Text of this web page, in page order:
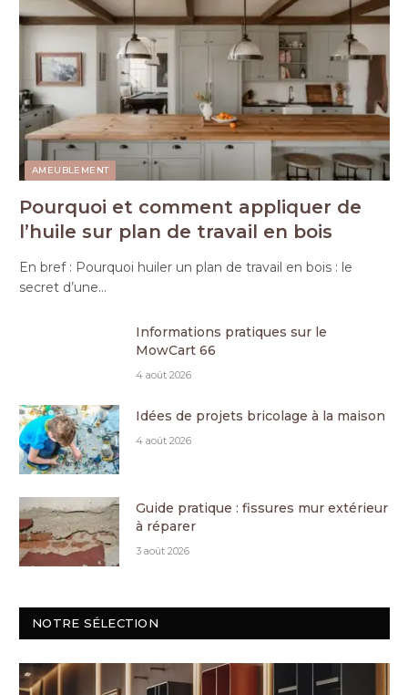
AMEUBLEMENT
Pourquoi et comment appliquer de
l’huile sur plan de travail en bois
En bref : Pourquoi huiler un plan de travail en bois : le
secret d’une…
Informations pratiques sur le
MowCart 66
4 août 2026
Idées de projets bricolage à la maison
4 août 2026
Guide pratique : fissures mur extérieur
à réparer
3 août 2026
NOTRE SÉLECTION